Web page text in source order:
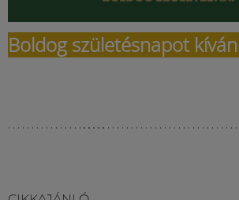
Boldog születésnapot